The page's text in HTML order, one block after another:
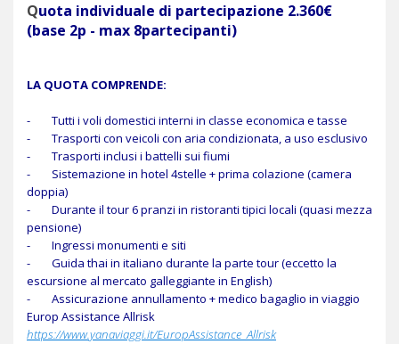
Quota individuale di partecipazione 2.360€
(base 2p - max 8partecipanti)
LA QUOTA COMPRENDE:
- Tutti i voli domestici interni in classe economica e tasse
- Trasporti con veicoli con aria condizionata, a uso esclusivo
- Trasporti inclusi i battelli sui fiumi
- Sistemazione in hotel 4stelle + prima colazione (camera
doppia)
- Durante il tour 6 pranzi in ristoranti tipici locali (quasi mezza
pensione)
- Ingressi monumenti e siti
- Guida thai in italiano durante la parte tour (eccetto la
escursione al mercato galleggiante in English)
- Assicurazione annullamento + medico bagaglio in viaggio
Europ Assistance Allrisk
https://www.yanaviaggi.it/EuropAssistance_Allrisk